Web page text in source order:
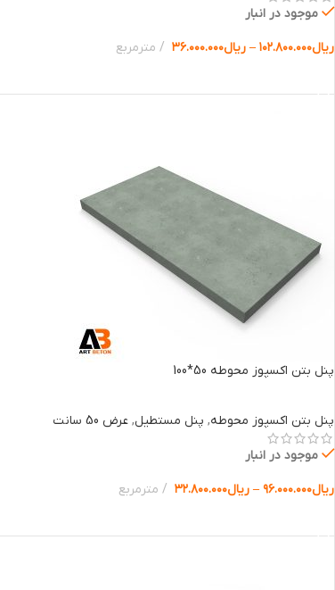
موجود در انبار
ریال۱۰۲.۸۰۰.۰۰۰ – ریال۳۶.۰۰۰.۰۰۰ مترمربع
پنل بتن اکسپوز محوطه 50*100
پنل بتن اکسپوز محوطه, پنل مستطیل, عرض 50 سانت
موجود در انبار
ریال۹۶.۰۰۰.۰۰۰ – ریال۳۲.۸۰۰.۰۰۰ مترمربع